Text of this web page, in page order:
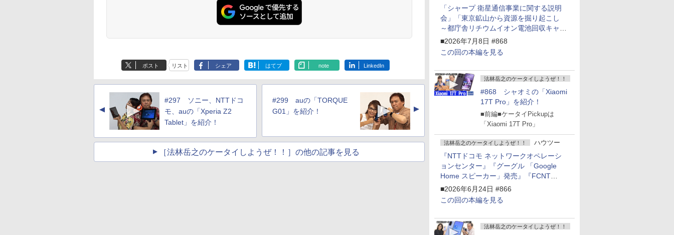
「シャープ 衛星通信事業に関する説明
会」「東京鉱山から資源を掘り起こし
～都庁舎リチウムイオン電池回収キャン
ペーン～」
■2026年7月8日 #868
この回の本編を見る
法林岳之のケータイしようぜ！！
#868 シャオミの「Xiaomi
17T Pro」を紹介！
■前編■ケータイPickupは
「Xiaomi 17T Pro」
法林岳之のケータイしようぜ！！ ハウツー
『NTTドコモ ネットワークオペレーシ
ョンセンター』『グーグル 「Google
Home スピーカー」発売』『FCNT
「arrows Alpha2」発表』『KDDI
「povo2.0」サービス説明会』
■2026年6月24日 #866
この回の本編を見る
法林岳之のケータイしようぜ！！
ポスト リスト シェア はてブ note LinkedIn
▲
#297 ソニー、NTTドコ
モ、auの「Xperia Z2
Tablet」を紹介！
#299 auの「TORQUE
G01」を紹介！
▲
［法林岳之のケータイしようぜ！！］の他の記事を見る